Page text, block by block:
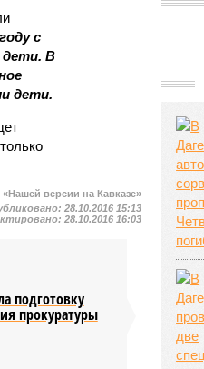
с
дети. В
дети.
версии на Кавказе»
28.10.2016 15:13
28.10.2016 16:03
подготовку
прокуратуры